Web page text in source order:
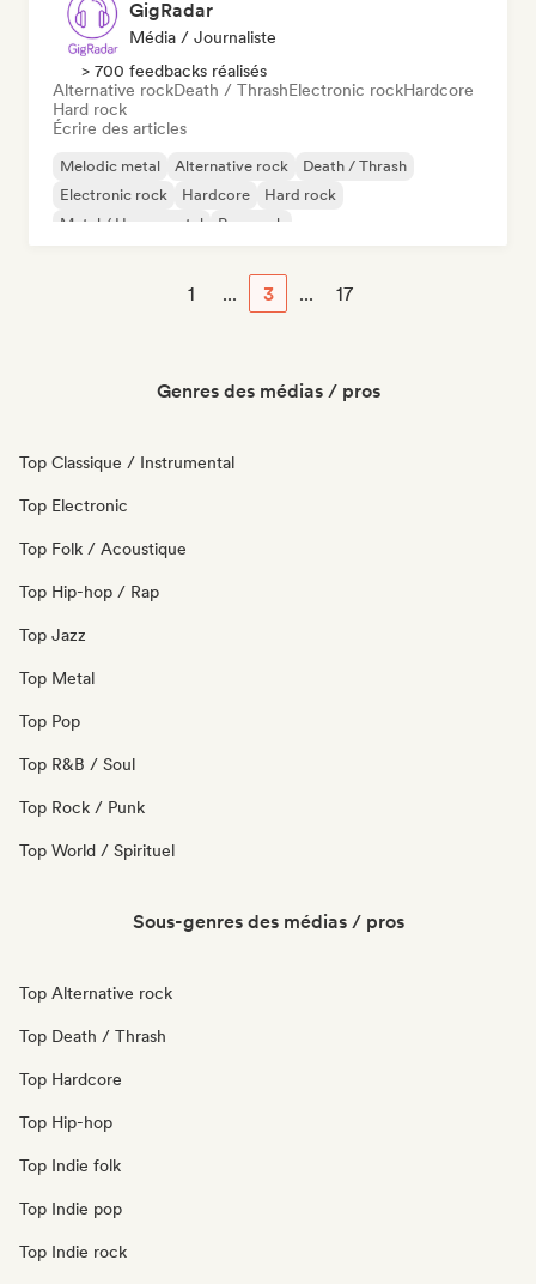
GigRadar
Média / Journaliste
> 700 feedbacks réalisés
Alternative rockDeath / ThrashElectronic rockHardcore
Hard rock
Écrire des articles
Melodic metal Alternative rock
Death / Thrash
Electronic rock
Hardcore
Hard rock
Metal / Heavy metal
Pop punk
1 ... 3 ... 17
Genres des médias / pros
Top Classique / Instrumental
Top Electronic
Top Folk / Acoustique
Top Hip-hop / Rap
Top Jazz
Top Metal
Top Pop
Top R&B / Soul
Top Rock / Punk
Top World / Spirituel
Sous-genres des médias / pros
Top Alternative rock
Top Death / Thrash
Top Hardcore
Top Hip-hop
Top Indie folk
Top Indie pop
Top Indie rock